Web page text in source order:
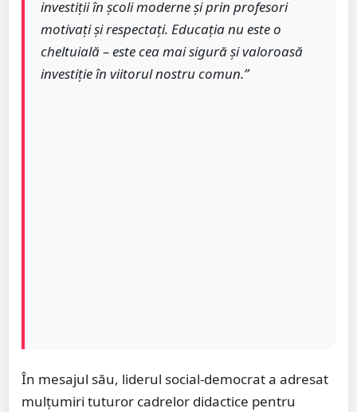
investiții în școli moderne și prin profesori
motivați și respectați. Educația nu este o
cheltuială – este cea mai sigură și valoroasă
investiție în viitorul nostru comun.”
În mesajul său, liderul social-democrat a adresat
mulțumiri tuturor cadrelor didactice pentru